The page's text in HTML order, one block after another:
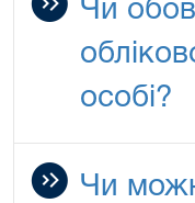
Чи
особі?
Чи